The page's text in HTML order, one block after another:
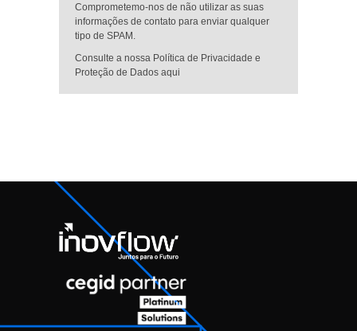
Comprometemo-nos de não utilizar as suas
informações de contato para enviar qualquer
tipo de SPAM.
Consulte a nossa Política de Privacidade e
Proteção de Dados aqui